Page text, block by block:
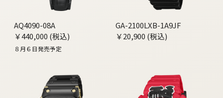
AQ4090-08A
￥440,000 (税込)
８月６日発売予定
GA-2100LXB-1A9JF
￥20,900 (税込)